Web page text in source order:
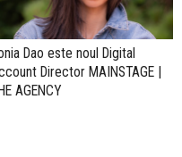
Dao este noul Digital
Director MAINSTAGE |
AGENCY